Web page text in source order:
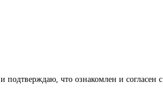
и подтверждаю, что ознакомлен и согласен с